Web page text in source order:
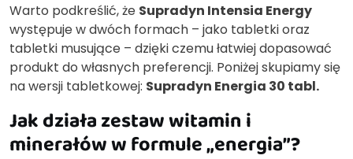
Warto podkreślić, że Supradyn Intensia Energy
występuje w dwóch formach – jako tabletki oraz
tabletki musujące – dzięki czemu łatwiej dopasować
produkt do własnych preferencji. Poniżej skupiamy się
na wersji tabletkowej: Supradyn Energia 30 tabl.
Jak działa zestaw witamin i
minerałów w formule „energia”?